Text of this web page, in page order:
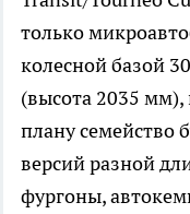
только
колесной базой
(высота 2035 мм),
плану семейство
версий разной
фургоны,